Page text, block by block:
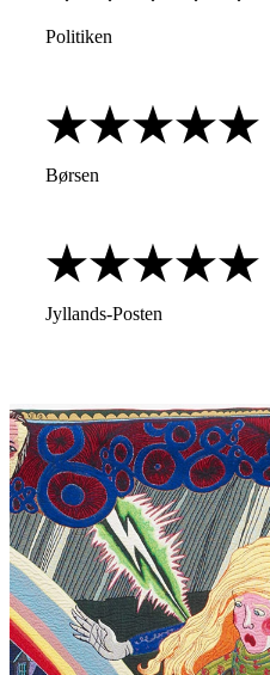
Politiken
Børsen
Jyllands-Posten